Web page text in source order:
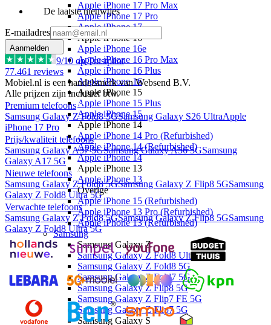
Apple iPhone 17 Pro Max
Apple iPhone 17 Pro
Apple iPhone 17
Apple iPhone 16
Apple iPhone 16e
Apple iPhone 16 Pro Max
Apple iPhone 16 Plus
Apple iPhone 16
Apple iPhone 15
Apple iPhone 15 Plus
Apple iPhone 15
Apple iPhone 14
Apple iPhone 14 Pro (Refurbished)
Apple iPhone 14 (Refurbished)
Apple iPhone 14
Apple iPhone 13
Apple iPhone 13
Overige
Apple iPhone 15 (Refurbished)
Apple iPhone 13 Pro (Refurbished)
Apple iPhone 13 (Refurbished)
Samsung
Samsung Galaxy Z
Samsung Galaxy Z Fold8 Ultra 5G
Samsung Galaxy Z Fold8 5G
Samsung Galaxy Z Fold7 5G
Samsung Galaxy Z Flip8 5G
Samsung Galaxy Z Flip7 FE 5G
Samsung Galaxy Z Flip7 5G
Samsung Galaxy S
De laatste nieuwtjes
E-mailadres
Aanmelden
9/10 op Trustpilot
77.461 reviews
Mobiel.nl is een handelsmerk van Websend B.V.
Alle prijzen zijn inclusief btw.
Premium telefoons
Samsung Galaxy Z Fold8 5GSamsung Galaxy S26 UltraApple
iPhone 17 Pro
Prijs/kwaliteit telefoons
Samsung Galaxy A57 5GSamsung Galaxy A56 5GSamsung
Galaxy A17 5G
Nieuwe telefoons
Samsung Galaxy Z Fold8 5GSamsung Galaxy Z Flip8 5GSamsung
Galaxy Z Fold8 Ultra 5G
Verwachte telefoons
Samsung Galaxy Z Fold8 5GSamsung Galaxy Z Flip8 5GSamsung
Galaxy Z Fold8 Ultra 5G